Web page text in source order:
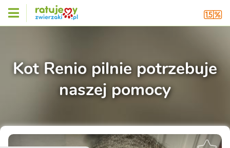
Kot Renio pilnie potrzebuje
naszej pomocy